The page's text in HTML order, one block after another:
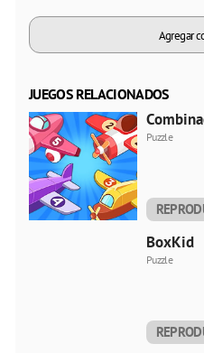
Agregar
JUEGOS RELACIONADOS
Puzzle
BoxKid
Puzzle